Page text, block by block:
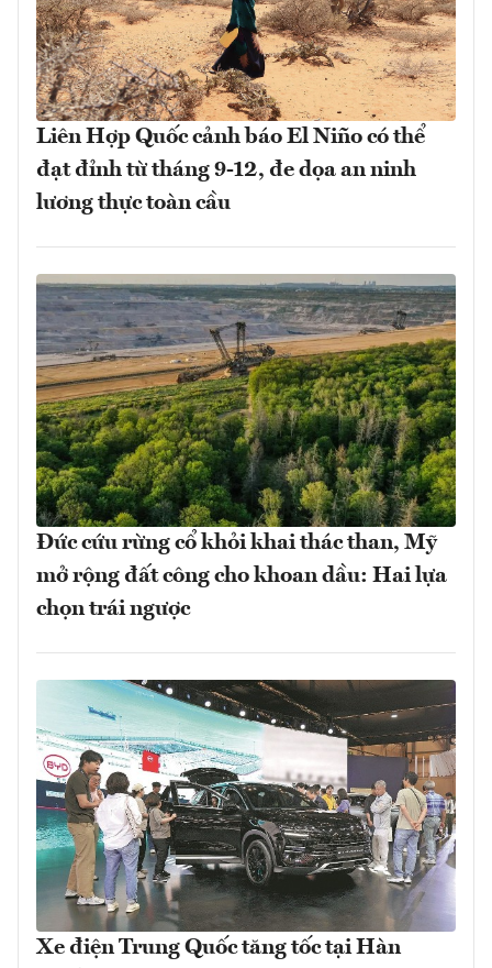
Liên Hợp Quốc cảnh báo El Niño có thể
đạt đỉnh từ tháng 9-12, đe dọa an ninh
lương thực toàn cầu
Đức cứu rừng cổ khỏi khai thác than, Mỹ
mở rộng đất công cho khoan dầu: Hai lựa
chọn trái ngược
Xe điện Trung Quốc tăng tốc tại Hàn